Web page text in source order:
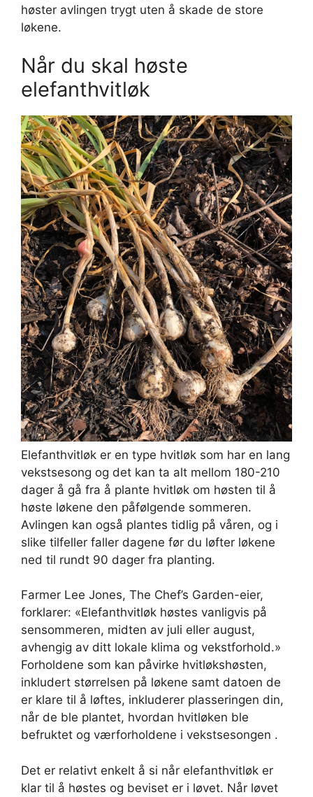
høster avlingen trygt uten å skade de store
løkene.
Når du skal høste
elefanthvitløk
Elefanthvitløk er en type hvitløk som har en lang
vekstsesong og det kan ta alt mellom 180-210
dager å gå fra å plante hvitløk om høsten til å
høste løkene den påfølgende sommeren.
Avlingen kan også plantes tidlig på våren, og i
slike tilfeller faller dagene før du løfter løkene
ned til rundt 90 dager fra planting.
Farmer Lee Jones, The Chef’s Garden-eier,
forklarer: «Elefanthvitløk høstes vanligvis på
sensommeren, midten av juli eller august,
avhengig av ditt lokale klima og vekstforhold.»
Forholdene som kan påvirke hvitløkshøsten,
inkludert størrelsen på løkene samt datoen de
er klare til å løftes, inkluderer plasseringen din,
når de ble plantet, hvordan hvitløken ble
befruktet og værforholdene i vekstsesongen .
Det er relativt enkelt å si når elefanthvitløk er
klar til å høstes og beviset er i løvet. Når løvet